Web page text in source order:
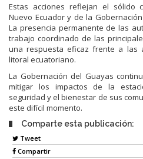
Estas acciones reflejan el sólido
Nuevo Ecuador y de la
La presencia permanente de las
trabajo coordinado de las
una respuesta eficaz frente a las
litoral ecuatoriano.
La Gobernación del Guayas
mitigar los impactos de la
seguridad y el bienestar de sus
este difícil momento.
Comparte esta publicación:
Tweet
Compartir